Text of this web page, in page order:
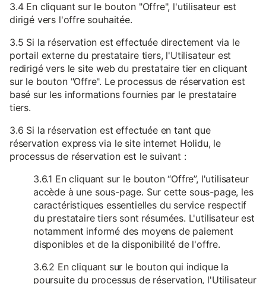
3.4 En cliquant sur le bouton "Offre", l'utilisateur est
dirigé vers l'offre souhaitée.
3.5 Si la réservation est effectuée directement via le
portail externe du prestataire tiers, l'Utilisateur est
redirigé vers le site web du prestataire tier en cliquant
sur le bouton "Offre". Le processus de réservation est
basé sur les informations fournies par le prestataire
tiers.
3.6 Si la réservation est effectuée en tant que
réservation express via le site internet Holidu, le
processus de réservation est le suivant :
3.6.1 En cliquant sur le bouton “Offre”, l'utilisateur
accède à une sous-page. Sur cette sous-page, les
caractéristiques essentielles du service respectif
du prestataire tiers sont résumées. L'utilisateur est
notamment informé des moyens de paiement
disponibles et de la disponibilité de l'offre.
3.6.2 En cliquant sur le bouton qui indique la
poursuite du processus de réservation, l'Utilisateur